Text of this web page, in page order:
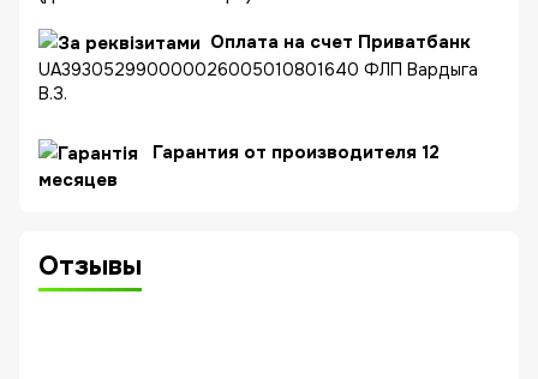
Оплата на счет Приватбанк
UA393052990000026005010801640 ФЛП Вардыга
В.З.
Гарантия от производителя 12
месяцев
Отзывы